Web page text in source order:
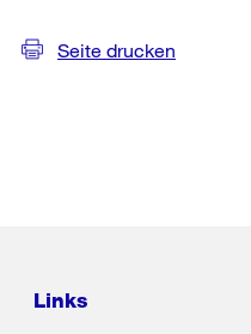
Seite drucken
Links